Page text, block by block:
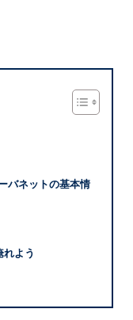
バネットの基本情
よう